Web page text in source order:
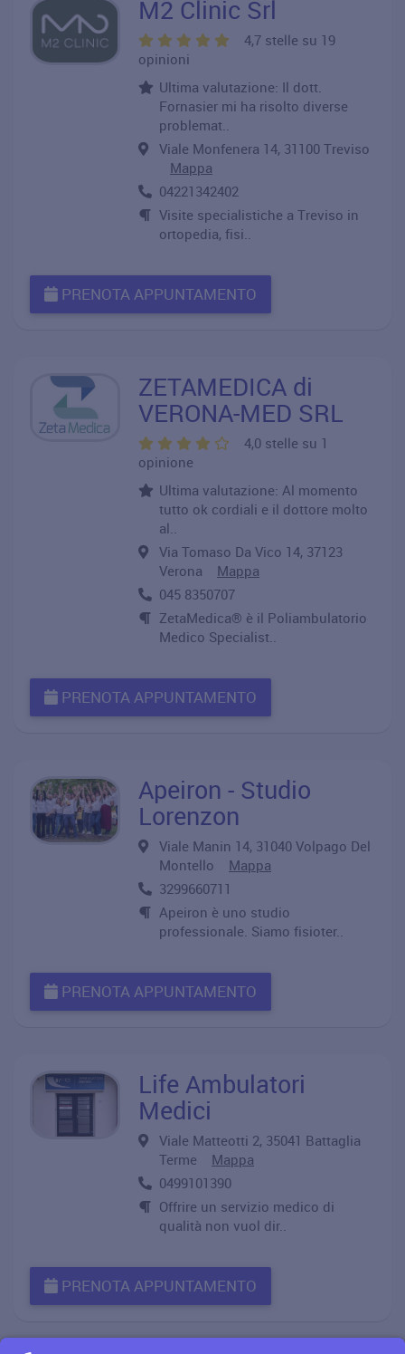
M2 Clinic Srl
4,7 stelle su 19
opinioni
Ultima valutazione: Il dott.
Fornasier mi ha risolto diverse
problemat..
Viale Monfenera 14, 31100 Treviso
Mappa
04221342402
Visite specialistiche a Treviso in
ortopedia, fisi..
PRENOTA APPUNTAMENTO
ZETAMEDICA di
VERONA-MED SRL
4,0 stelle su 1
opinione
Ultima valutazione: Al momento
tutto ok cordiali e il dottore molto
al..
Via Tomaso Da Vico 14, 37123
Verona Mappa
045 8350707
ZetaMedica® è il Poliambulatorio
Medico Specialist..
PRENOTA APPUNTAMENTO
Apeiron - Studio
Lorenzon
Viale Manin 14, 31040 Volpago Del
Montello Mappa
3299660711
Apeiron è uno studio
professionale. Siamo fisioter..
PRENOTA APPUNTAMENTO
Life Ambulatori
Medici
Viale Matteotti 2, 35041 Battaglia
Terme Mappa
0499101390
Offrire un servizio medico di
qualità non vuol dir..
PRENOTA APPUNTAMENTO